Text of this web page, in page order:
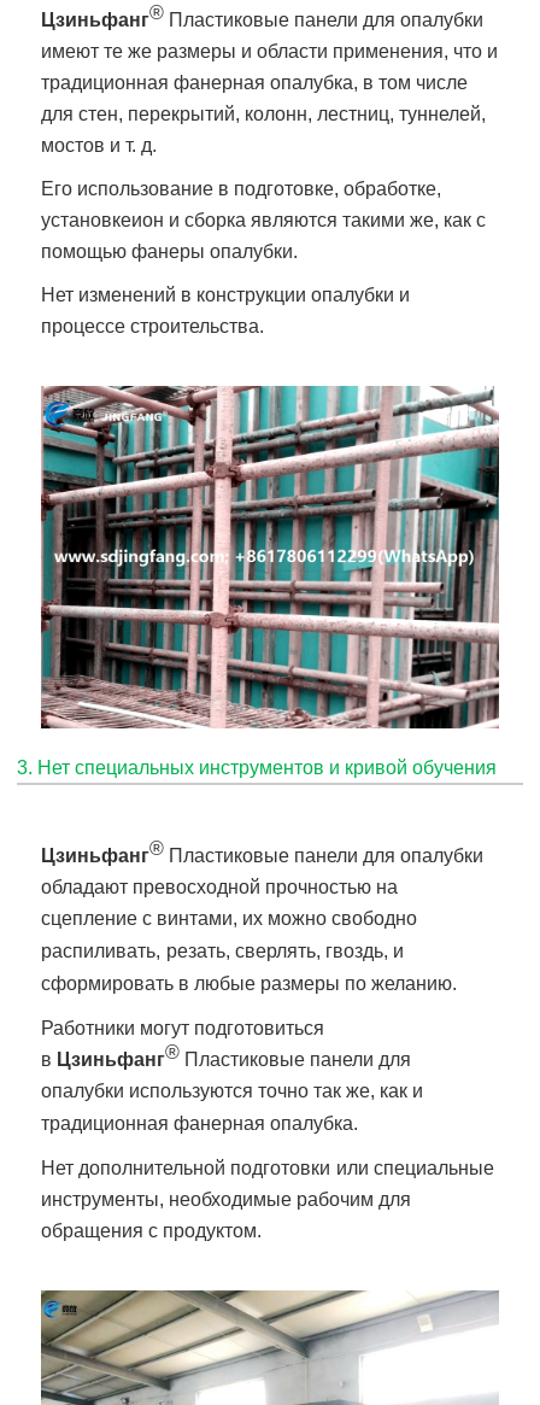
Цзиньфанг® Пластиковые панели для опалубки
имеют те же размеры и области применения, что и
традиционная фанерная опалубка, в том числе
для стен, перекрытий, колонн, лестниц, туннелей,
мостов и т. д.
Его использование в подготовке, обработке,
установкеион и сборка являются такими же, как с
помощью фанеры опалубки.
Нет изменений в конструкции опалубки и
процессе строительства.
3. Нет специальных инструментов и кривой обучения
Цзиньфанг® Пластиковые панели для опалубки
обладают превосходной прочностью на
сцепление с винтами, их можно свободно
распиливать, резать, сверлять, гвоздь, и
сформировать в любые размеры по желанию.
Работники могут подготовиться
в Цзиньфанг® Пластиковые панели для
опалубки используются точно так же, как и
традиционная фанерная опалубка.
Нет дополнительной подготовки или специальные
инструменты, необходимые рабочим для
обращения с продуктом.